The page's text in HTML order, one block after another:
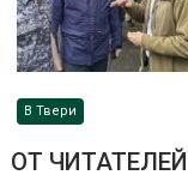
В Твери
ОТ ЧИТАТЕЛЕЙ